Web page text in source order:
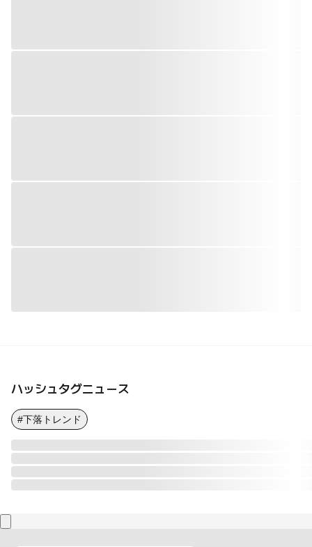
ハッシュタグニュース
#下落トレンド